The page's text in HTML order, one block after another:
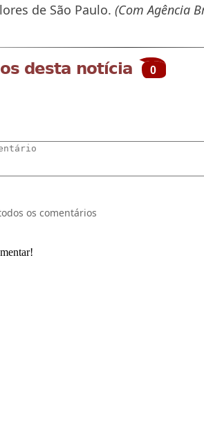
de São Paulo. (Com Agência
desta notícia 0
os comentários